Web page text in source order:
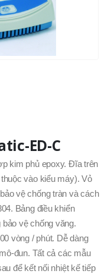
ED-C
kim phủ epoxy. Đĩa trên
vào kiểu máy). Vỏ
vệ chống tràn và cách
Bảng điều khiển
vệ chống văng.
vòng / phút. Dễ dàng
đun. Tất cả các mẫu
để kết nối nhiệt kế tiếp